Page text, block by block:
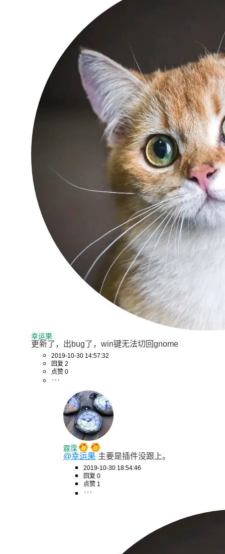
幸运果
更新了，出bug了，win键无法切回gnome
2019-10-30 14:57:32
回复 2
点赞 0
霡霂
@幸运果 主要是插件没跟上。
2019-10-30 18:54:46
回复 0
点赞 1